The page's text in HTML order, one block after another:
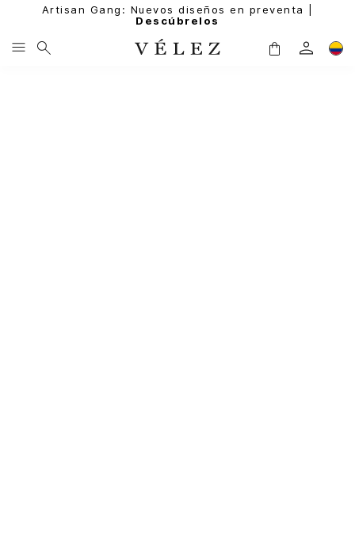
Artisan Gang: Nuevos diseños en preventa |
Descúbrelos